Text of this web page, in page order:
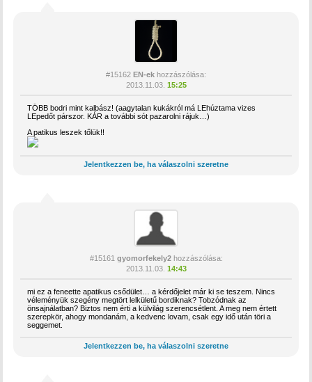
#15162 EN-ek hozzászólása:
2013.11.03. 15:25
TÖBB bodri mint kalbász! (aagytalan kukákról má LEhúztama vizes
LEpedőt párszor. KÁR a további sót pazarolni rájuk…)
A patikus leszek tőlük!!
Jelentkezzen be, ha válaszolni szeretne
#15161 gyomorfekely2hozzászólása:
2013.11.03. 14:43
mi ez a feneette apatikus csődület… a kérdőjelet már ki se teszem. Nincs
véleményük szegény megtört lelkületű bordiknak? Tobzódnak az
önsajnálatban? Biztos nem érti a külvilág szerencsétlent. A meg nem értett
szerepkör, ahogy mondanám, a kedvenc lovam, csak egy idő után töri a
seggemet.
Jelentkezzen be, ha válaszolni szeretne